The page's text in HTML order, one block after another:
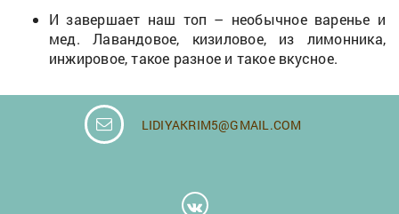
И завершает наш топ – необычное варенье и
мед. Лавандовое, кизиловое, из лимонника,
инжировое, такое разное и такое вкусное.
LIDIYAKRIM5@GMAIL.COM